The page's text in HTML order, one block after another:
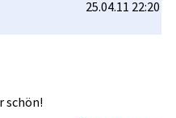
25.04.11 22:20
schön!